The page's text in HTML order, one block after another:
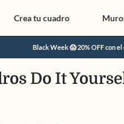
Black Week 😱 20% OFF con
Crea tu cuadro
Do It